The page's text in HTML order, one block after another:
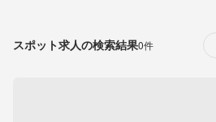
スポット求人の検索結果0件